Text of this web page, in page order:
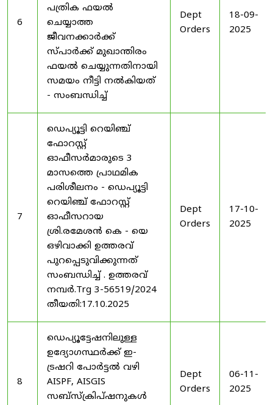
6
പത്രിക ഫയൽ
ചെയ്യാത്ത
ജീവനക്കാർക്ക്
സ്പാർക്ക് മുഖാന്തിരം
ഫയൽ ചെയ്യുന്നതിനായി
സമയം നീട്ടി നൽകിയത്
- സംബന്ധിച്ച്
Dept
Orders
18-09-
2025
7
ഡെപ്യൂട്ടി റെയിഞ്ച്
ഫോറസ്റ്റ്
ഓഫീസർമാരുടെ 3
മാസത്തെ പ്രാഥമിക
പരിശീലനം - ഡെപ്യൂട്ടി
റെയിഞ്ച് ഫോറസ്റ്റ്
ഓഫീസറായ
ശ്രി.രമേശൻ കെ - യെ
ഒഴിവാക്കി ഉത്തരവ്
പുറപ്പെടുവിക്കുന്നത്
സംബന്ധിച്ച് . ഉത്തരവ്
നമ്പർ.Trg 3-56519/2024
തീയതി:17.10.2025
Dept
Orders
17-10-
2025
8
ഡെപ്യൂട്ടേഷനിലുള്ള
ഉദ്യോഗസ്ഥർക്ക് ഇ-
ട്രഷറി പോർട്ടൽ വഴി
AISPF, AISGIS
സബ്‌സ്‌ക്രിപ്‌ഷനുകൾ
Dept
Orders
06-11-
2025